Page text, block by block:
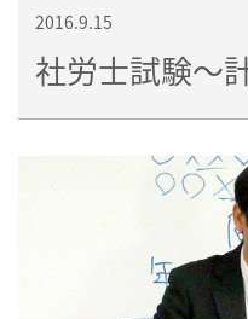
2016.9.15
社労士試験～